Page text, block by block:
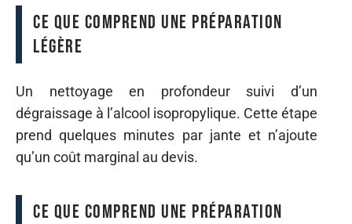
Ce que comprend une préparation
légère
Un nettoyage en profondeur suivi d’un
dégraissage à l’alcool isopropylique. Cette étape
prend quelques minutes par jante et n’ajoute
qu’un coût marginal au devis.
Ce que comprend une préparation